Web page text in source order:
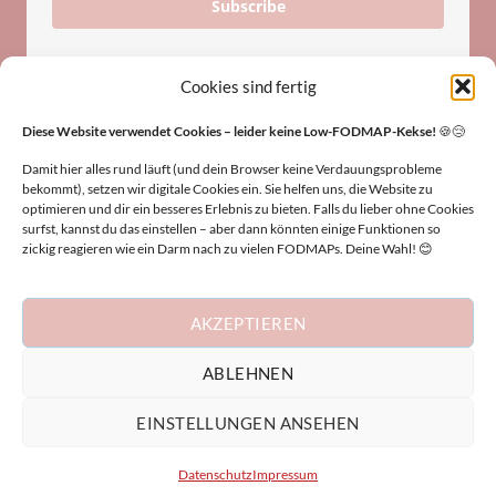
Cookies sind fertig
Diese Website verwendet Cookies – leider keine Low-FODMAP-Kekse! 🍪😢
Damit hier alles rund läuft (und dein Browser keine Verdauungsprobleme
bekommt), setzen wir digitale Cookies ein. Sie helfen uns, die Website zu
optimieren und dir ein besseres Erlebnis zu bieten. Falls du lieber ohne Cookies
surfst, kannst du das einstellen – aber dann könnten einige Funktionen so
zickig reagieren wie ein Darm nach zu vielen FODMAPs. Deine Wahl! 😊
AKZEPTIEREN
ABLEHNEN
EINSTELLUNGEN ANSEHEN
DatenschutzImpressum
Subscribe
HINWEIS
Die Inhalte dieser Website dienen nur zu
Beratung. Keine Haftung für Folgen der Anwendung.
Konsultiere bei gesundheitlichen Fragen stets einen Arzt
Copyright 2026 ©Judith Samp